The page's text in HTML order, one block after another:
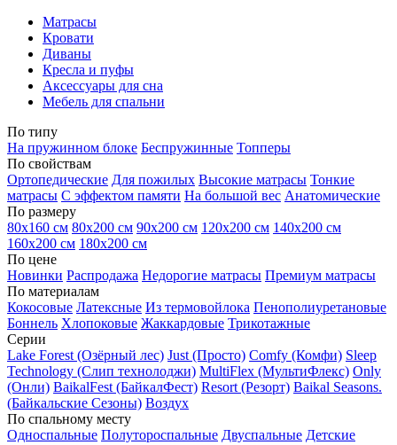
Матрасы
Кровати
Диваны
Кресла и пуфы
Аксессуары для сна
Мебель для спальни
По типу
На пружинном блоке Беспружинные Топперы
По свойствам
Ортопедические Для пожилых Высокие матрасы Тонкие
матрасы С эффектом памяти На большой вес Анатомические
По размеру
80х160 см 80х200 см 90х200 см 120х200 см 140х200 см
160х200 см 180х200 см
По цене
Новинки Распродажа Недорогие матрасы Премиум матрасы
По материалам
Кокосовые Латексные Из термовойлока Пенополиуретановые
Боннель Хлопоковые Жаккардовые Трикотажные
Серии
Lake Forest (Озёрный лес) Just (Просто) Comfy (Комфи) Sleep
Technology (Слип технолоджи) MultiFlex (МультиФлекс) Only
(Онли) BaikalFest (БайкалФест) Resort (Резорт) Baikal Seasons.
(Байкальские Сезоны) Воздух
По спальному месту
Односпальные Полутороспальные Двуспальные Детские